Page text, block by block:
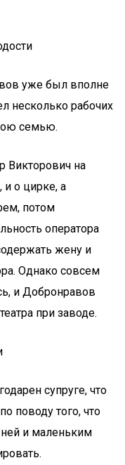
уже был вполне
несколько рабочих
семью.
Викторович на
и о цирке, а
потом
оператора
жену и
Однако совсем
и Добронравов
при заводе.
супруге, что
поводу того, что
и маленьким